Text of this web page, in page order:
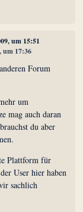
um 15:51
um 17:36
Forum
um
mag auch daran
du aber
Plattform für
User hier haben
sachlich